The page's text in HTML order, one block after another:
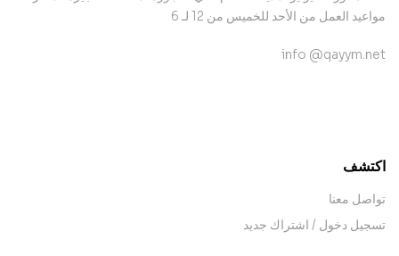
مواعيد العمل من الأحد للخميس من 12 لـ 6
info @qayym.net
اكتشف
تواصل معنا
تسجيل دخول / اشتراك جديد